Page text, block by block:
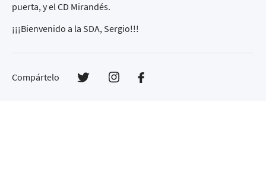
puerta, y el CD Mirandés.
¡¡¡Bienvenido a la SDA, Sergio!!!
Compártelo